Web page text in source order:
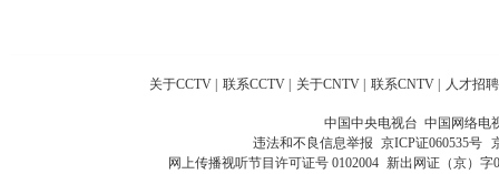
关于CCTV | 联系CCTV | 关于CNTV | 联系CNTV | 人才招聘
中国中央电视台 中国网络电
违法和不良信息举报 京ICP证060535号
网上传播视听节目许可证号 0102004 新出网证（京）